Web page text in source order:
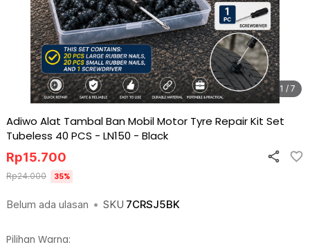
1 / 7
Adiwo Alat Tambal Ban Mobil Motor Tyre Repair Kit Set
Tubeless 40 PCS - LN150 - Black
Belum ada ulasan • SKU 7CRSJ5BK
Rp15.700
Rp24.000 35%
Pilihan Warna: